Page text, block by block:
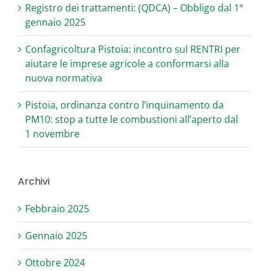
Registro dei trattamenti: (QDCA) – Obbligo dal 1°
gennaio 2025
Confagricoltura Pistoia: incontro sul RENTRI per
aiutare le imprese agricole a conformarsi alla
nuova normativa
Pistoia, ordinanza contro l’inquinamento da
PM10: stop a tutte le combustioni all’aperto dal
1 novembre
Archivi
Febbraio 2025
Gennaio 2025
Ottobre 2024